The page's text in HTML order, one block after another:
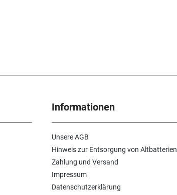
Informationen
Unsere AGB
Hinweis zur Entsorgung von Altbatterien
Zahlung und Versand
Impressum
Datenschutzerklärung